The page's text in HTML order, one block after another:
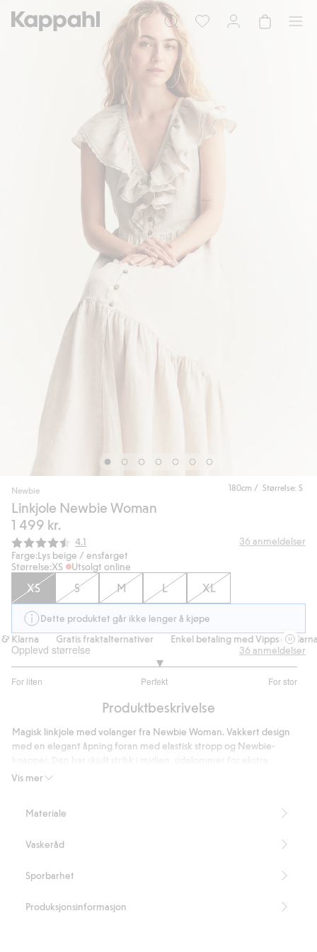
180cm / Størrelse: S
Newbie
Linkjole Newbie Woman
1 499 kr.
Gjennomsnittskarakter:
4.1 36 anmeldelser
Farge:Lys beige / ensfarget
Størrelse:XS Utsolgt online
XS S M L XL
Dette produktet går ikke lenger å kjøpe
Klarna
Gratis fraktalternativer Enkel betaling med Vipps & Klarna
Opplevd størrelse
For liten Perfekt For stor
av
31
stemmer
36 anmeldelser
Produktbeskrivelse
Vis mer
Magisk linkjole med volanger fra Newbie Woman. Vakkert design
med en elegant åpning foran med elastisk stropp og Newbie-
funksjonalitet, en høy volang på skjørtet og utsvingte ermer for en
Lengde 130 cm i størrelse S.
Inneholder 100 % Masters of FLAX FIBRE™-lin.
Masters of FLAX FIBRE™
Materiale
Vaskeråd
Sporbarhet
Produksjonsinformasjon